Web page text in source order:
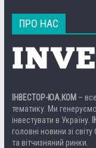
ПРО НАС
ІНВЕСТОР-ЮА.КОМ –
тематику. Ми
інвестувати в Україну.
головні новини зі
та вітчизняний ринки.